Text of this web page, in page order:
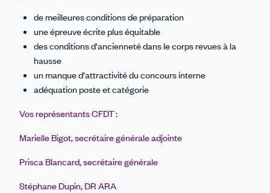
de meilleures conditions de préparation
une épreuve écrite plus équitable
des conditions d'ancienneté dans le corps revues à la
hausse
un manque d'attractivité du concours interne
adéquation poste et catégorie
Vos représentants CFDT :
Marielle Bigot, secrétaire générale adjointe
Prisca Blancard, secrétaire générale
Stéphane Dupin, DR ARA